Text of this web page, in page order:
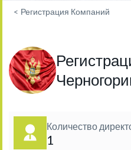
< Регистрация Компаний
Количество
1